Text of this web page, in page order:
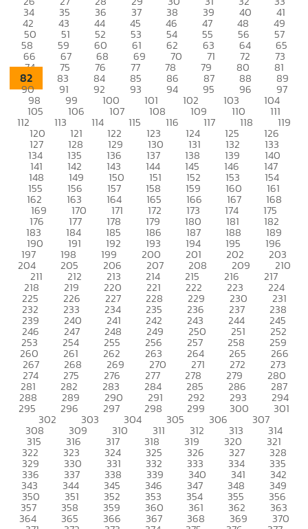
34 35 36 37 38 39 40 41
42 43 44 45 46 47 48 49
50 51 52 53 54 55 56 57
58 59 60 61 62 63 64 65
66 67 68 69 70 71 72 73
74 75 76 77 78 79 80 81
82 83 84 85 86 87 88 89
90 91 92 93 94 95 96 97
98 99 100 101 102 103 104
105 106 107 108 109 110 111
112 113 114 115 116 117 118 119
120 121 122 123 124 125 126
127 128 129 130 131 132 133
134 135 136 137 138 139 140
141 142 143 144 145 146 147
148 149 150 151 152 153 154
155 156 157 158 159 160 161
162 163 164 165 166 167 168
169 170 171 172 173 174 175
176 177 178 179 180 181 182
183 184 185 186 187 188 189
190 191 192 193 194 195 196
197 198 199 200 201 202 203
204 205 206 207 208 209 210
211 212 213 214 215 216 217
218 219 220 221 222 223 224
225 226 227 228 229 230 231
232 233 234 235 236 237 238
239 240 241 242 243 244 245
246 247 248 249 250 251 252
253 254 255 256 257 258 259
260 261 262 263 264 265 266
267 268 269 270 271 272 273
274 275 276 277 278 279 280
281 282 283 284 285 286 287
288 289 290 291 292 293 294
295 296 297 298 299 300 301
302 303 304 305 306 307
308 309 310 311 312 313 314
315 316 317 318 319 320 321
322 323 324 325 326 327 328
329 330 331 332 333 334 335
336 337 338 339 340 341 342
343 344 345 346 347 348 349
350 351 352 353 354 355 356
357 358 359 360 361 362 363
364 365 366 367 368 369 370